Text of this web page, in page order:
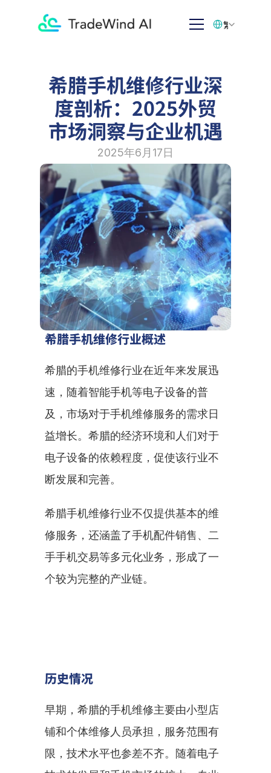
希腊手机维修行业深
度剖析：2025外贸
市场洞察与企业机遇
2025年6月17日
希腊手机维修行业概述
希腊的手机维修行业在近年来发展迅
速，随着智能手机等电子设备的普
及，市场对于手机维修服务的需求日
益增长。希腊的经济环境和人们对于
电子设备的依赖程度，促使该行业不
断发展和完善。
希腊手机维修行业不仅提供基本的维
修服务，还涵盖了手机配件销售、二
手手机交易等多元化业务，形成了一
个较为完整的产业链。
历史情况
早期，希腊的手机维修主要由小型店
铺和个体维修人员承担，服务范围有
限，技术水平也参差不齐。随着电子
繁体中文